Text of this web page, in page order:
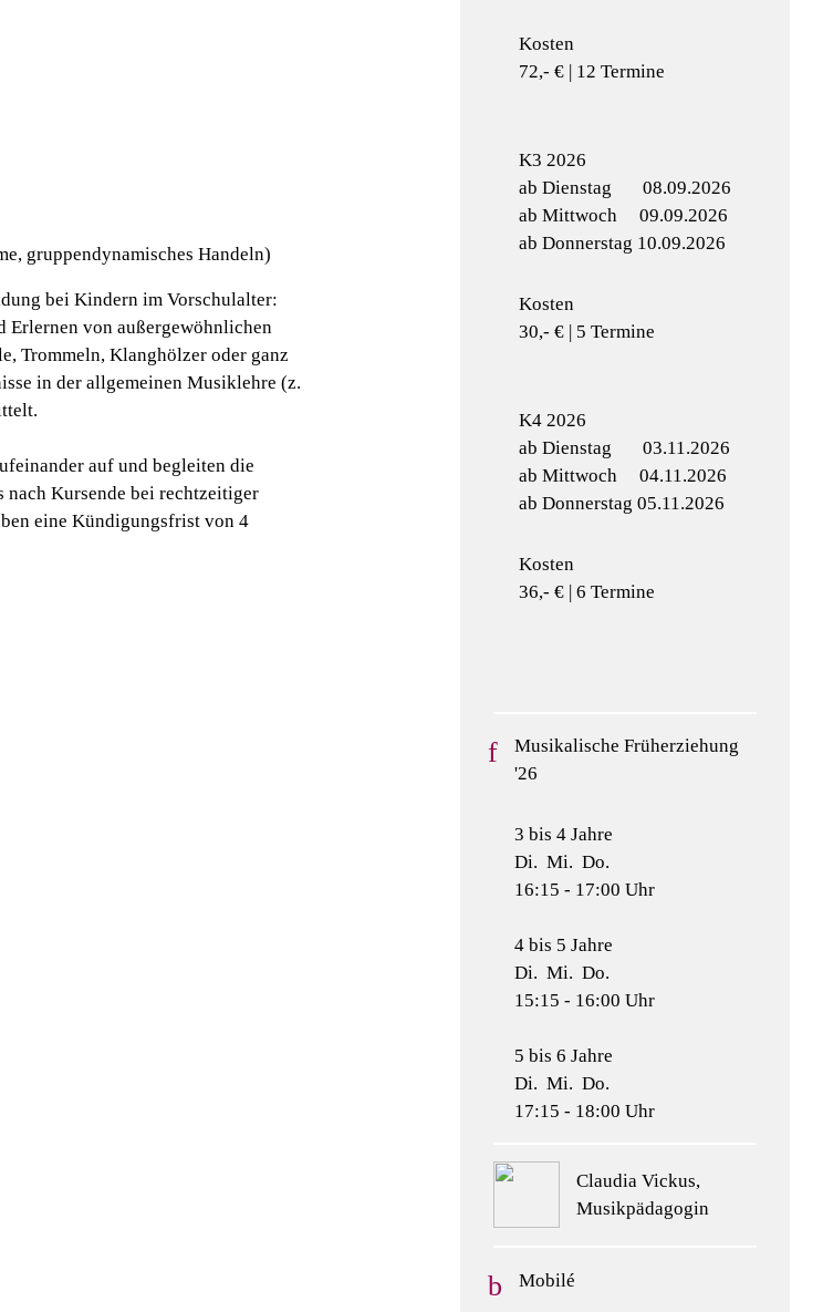
gruppendynamisches Handeln)
bei Kindern im Vorschulalter:
Erlernen von außergewöhnlichen
Trommeln, Klanghölzer oder ganz
in der allgemeinen Musiklehre (z.
auf und begleiten die
Kursende bei rechtzeitiger
eine Kündigungsfrist von 4
Kosten
72,- € | 12 Termine
K3 2026
ab Dienstag 08.09.2026
ab Mittwoch 09.09.2026
ab Donnerstag 10.09.2026
Kosten
30,- € | 5 Termine
K4 2026
ab Dienstag 03.11.2026
ab Mittwoch 04.11.2026
ab Donnerstag 05.11.2026
Kosten
36,- € | 6 Termine
Musikalische Früherziehung
'26
3 bis 4 Jahre
Di. Mi. Do.
16:15 - 17:00 Uhr
4 bis 5 Jahre
Di. Mi. Do.
15:15 - 16:00 Uhr
5 bis 6 Jahre
Di. Mi. Do.
17:15 - 18:00 Uhr
Claudia Vickus,
Musikpädagogin
Mobilé